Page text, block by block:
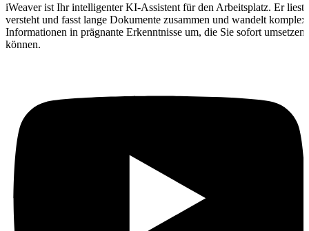
iWeaver ist Ihr intelligenter KI-Assistent für den Arbeitsplatz. Er liest,
versteht und fasst lange Dokumente zusammen und wandelt
Informationen in prägnante Erkenntnisse um, die Sie sofort umsetzen
können.